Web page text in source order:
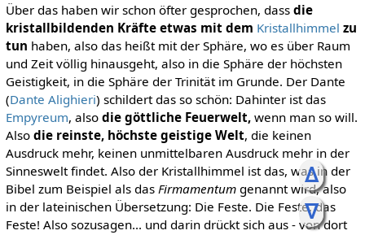
ᐃ
ᐁ
Über das haben wir schon öfter gesprochen, dass die
kristallbildenden Kräfte etwas mit dem Kristallhimmel zu
tun haben, also das heißt mit der Sphäre, wo es über Raum
und Zeit völlig hinausgeht, also in die Sphäre der höchsten
Geistigkeit, in die Sphäre der Trinität im Grunde. Der Dante
(Dante Alighieri) schildert das so schön: Dahinter ist das
Empyreum, also die göttliche Feuerwelt,wenn man so will.
Also die reinste, höchste geistige Welt, die keinen
Ausdruck mehr, keinen unmittelbaren Ausdruck mehr in der
Sinneswelt findet. Also der Kristallhimmel ist das, was in der
Bibel zum Beispiel als das Firmamentumgenannt wird, also
in der lateinischen Übersetzung: Die Feste. Die Feste, das
Feste! Also sozusagen... und darin drückt sich aus - von dort